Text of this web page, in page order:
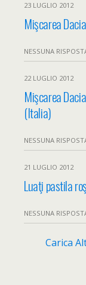
23 LUGLIO 2012
Mişcarea
NESSUNA
22 LUGLIO 2012
Mişcarea
(Italia)
NESSUNA
21 LUGLIO 2012
Luaţi pastila
NESSUNA
Carica